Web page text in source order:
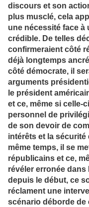
discours et son
plus musclé, cela
une nécessité face à
crédible. De telles
confirmeraient côté
déjà longtemps
côté démocrate, il
arguments
le président
et ce, même si celle-
personnel de
de son devoir de
intérêts et la
même temps, il se
républicains et ce,
révéler erronée dans
depuis le début, ce
réclament une
scénario déborde de